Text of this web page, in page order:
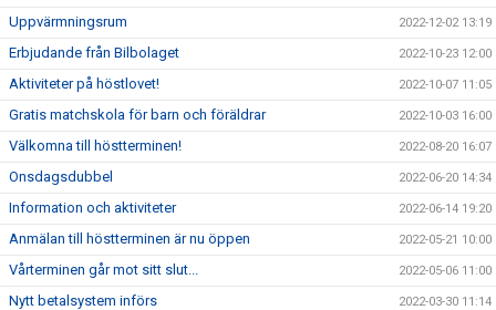
Uppvärmningsrum 2022-12-02 13:19
Erbjudande från Bilbolaget 2022-10-23 12:00
Aktiviteter på höstlovet! 2022-10-07 11:05
Gratis matchskola för barn och föräldrar 2022-10-03 16:00
Välkomna till höstterminen! 2022-08-20 16:07
Onsdagsdubbel 2022-06-20 14:34
Information och aktiviteter 2022-06-14 19:20
Anmälan till höstterminen är nu öppen 2022-05-21 10:00
Vårterminen går mot sitt slut... 2022-05-06 11:00
Nytt betalsystem införs 2022-03-30 11:14